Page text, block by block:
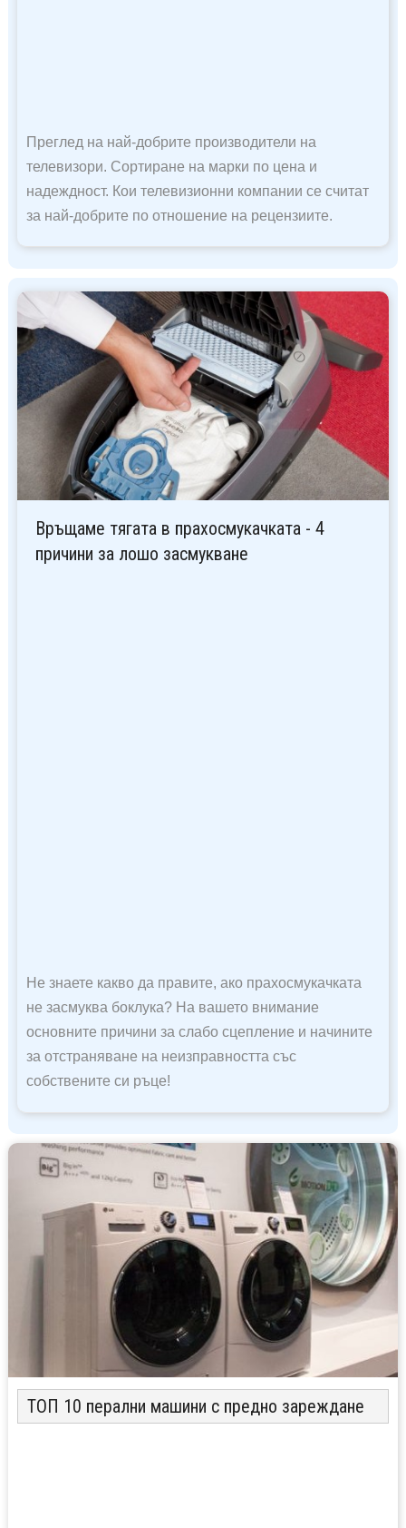
Преглед на най-добрите производители на
телевизори. Сортиране на марки по цена и
надеждност. Кои телевизионни компании се считат
за най-добрите по отношение на рецензиите.
Връщаме тягата в прахосмукачката - 4
причини за лошо засмукване
Не знаете какво да правите, ако прахосмукачката
не засмуква боклука? На вашето внимание
основните причини за слабо сцепление и начините
за отстраняване на неизправността със
собствените си ръце!
ТОП 10 перални машини с предно зареждане